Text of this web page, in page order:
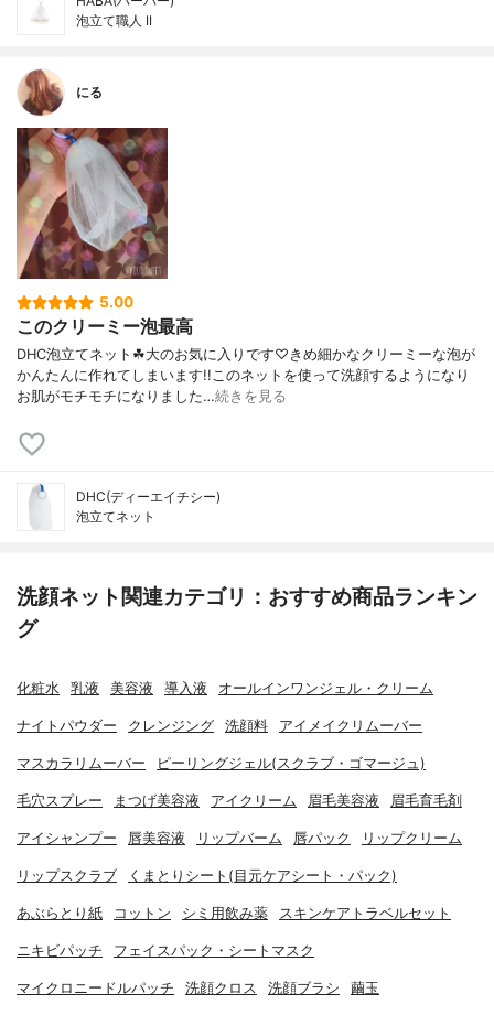
泡立て職人 II
にる
5.00
このクリーミー泡最高
DHC泡立てネット☘︎大のお気に入りです♡きめ細かなクリーミーな泡が
かんたんに作れてしまいます!!このネットを使って洗顔するようになり
お肌がモチモチになりました…続きを見る
DHC(ディーエイチシー)
泡立てネット
洗顔ネット関連カテゴリ：おすすめ商品ランキン
グ
化粧水 乳液 美容液 導入液 オールインワンジェル・クリーム
ナイトパウダー クレンジング 洗顔料 アイメイクリムーバー
マスカラリムーバー ピーリングジェル(スクラブ・ゴマージュ)
毛穴スプレー まつげ美容液 アイクリーム 眉毛美容液 眉毛育毛剤
アイシャンプー 唇美容液 リップバーム 唇パック リップクリーム
リップスクラブ くまとりシート(目元ケアシート・パック)
あぶらとり紙 コットン シミ用飲み薬 スキンケアトラベルセット
ニキビパッチ フェイスパック・シートマスク
マイクロニードルパッチ 洗顔クロス 洗顔ブラシ 繭玉